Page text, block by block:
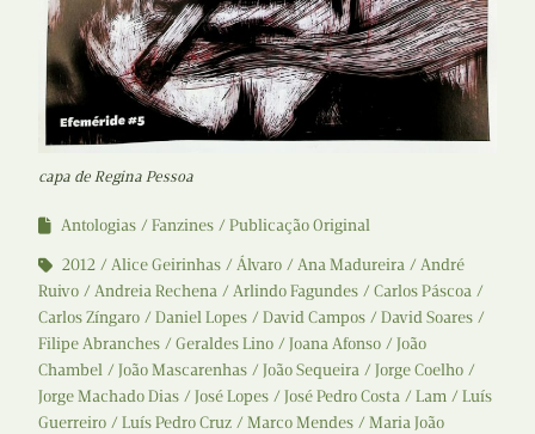
capa de Regina Pessoa
Antologias Fanzines
Publicação Original
2012
Alice Geirinhas Álvaro Ana Madureira
André
Ruivo
Andreia Rechena Arlindo Fagundes
Carlos Páscoa
Carlos Zíngaro
Daniel Lopes David Campos
David Soares
Filipe Abranches
Geraldes Lino Joana Afonso
João
Chambel
João Mascarenhas João Sequeira
Jorge Coelho
Jorge Machado Dias
José Lopes José Pedro Costa Lam
Luís
Guerreiro
Luís Pedro Cruz Marco Mendes Maria João